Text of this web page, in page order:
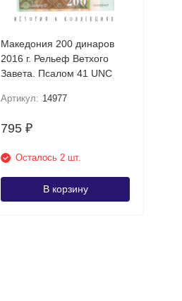
Македония 200 динаров
2016 г. Рельеф Ветхого
Завета. Псалом 41 UNC
Артикул: 14977
795₽
Осталось 2 шт.
В корзину